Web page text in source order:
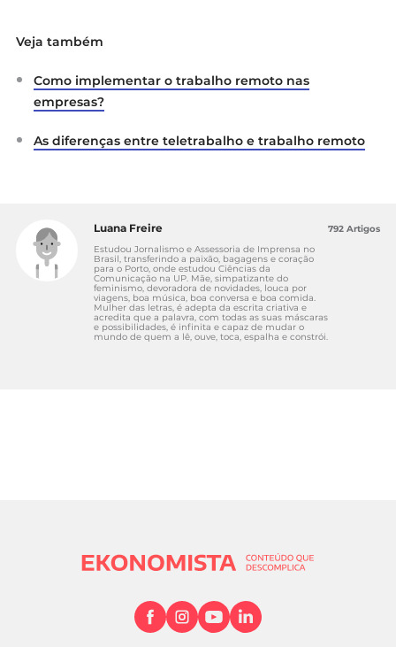
Veja também
Como implementar o trabalho remoto nas
empresas?
As diferenças entre teletrabalho e trabalho remoto
Luana Freire
Estudou Jornalismo e Assessoria de Imprensa no
Brasil, transferindo a paixão, bagagens e coração
para o Porto, onde estudou Ciências da
Comunicação na UP. Mãe, simpatizante do
feminismo, devoradora de novidades, louca por
viagens, boa música, boa conversa e boa comida.
Mulher das letras, é adepta da escrita criativa e
acredita que a palavra, com todas as suas máscaras
e possibilidades, é infinita e capaz de mudar o
mundo de quem a lê, ouve, toca, espalha e constrói.
792 Artigos